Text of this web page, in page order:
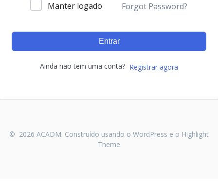
Manter logado Forgot Password?
Entrar
Ainda não tem uma conta? Registrar agora
© 2026 ACADM. Construído usando o WordPress e o Highlight
Theme